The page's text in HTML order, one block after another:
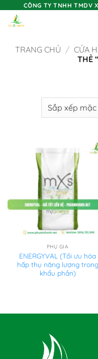
CÔNG TY TNHH TMDV
TRANG CHỦ / CỬA
THẺ
PHỤ GIA
ENERGYVAL (Tối ưu hóa
hấp thụ năng lượng trong
khẩu phần)